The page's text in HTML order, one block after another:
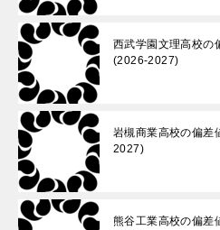
西武学園文理高校の
(2026-2027)
岩槻商業高校の偏差
2027)
熊谷工業高校の偏差